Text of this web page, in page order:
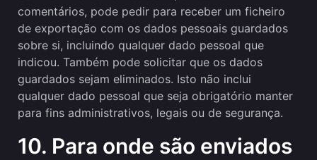
comentários, pode pedir para receber um ficheiro
de exportação com os dados pessoais guardados
sobre si, incluindo qualquer dado pessoal que
indicou. Também pode solicitar que os dados
guardados sejam eliminados. Isto não inclui
qualquer dado pessoal que seja obrigatório manter
para fins administrativos, legais ou de segurança.
10. Para onde são enviados